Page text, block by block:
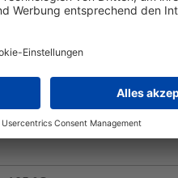
CLIP
Verpackungsdaten